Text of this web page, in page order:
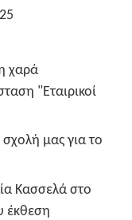
χαρά
"Εταιρικοί
μας για το
Κασσελά στο
έκθεση